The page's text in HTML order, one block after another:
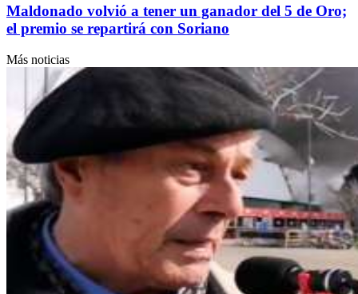
Maldonado volvió a tener un ganador del 5 de Oro;
el premio se repartirá con Soriano
Más noticias